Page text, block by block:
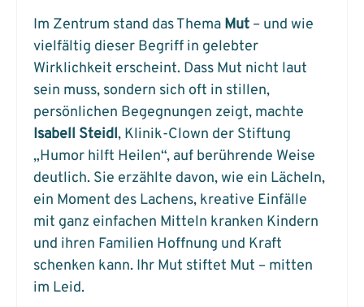
Im Zentrum stand das Thema Mut – und wie
vielfältig dieser Begriff in gelebter
Wirklichkeit erscheint. Dass Mut nicht laut
sein muss, sondern sich oft in stillen,
persönlichen Begegnungen zeigt, machte
Isabell Steidl, Klinik-Clown der Stiftung
„Humor hilft Heilen“, auf berührende Weise
deutlich. Sie erzählte davon, wie ein Lächeln,
ein Moment des Lachens, kreative Einfälle
mit ganz einfachen Mitteln kranken Kindern
und ihren Familien Hoffnung und Kraft
schenken kann. Ihr Mut stiftet Mut – mitten
im Leid.